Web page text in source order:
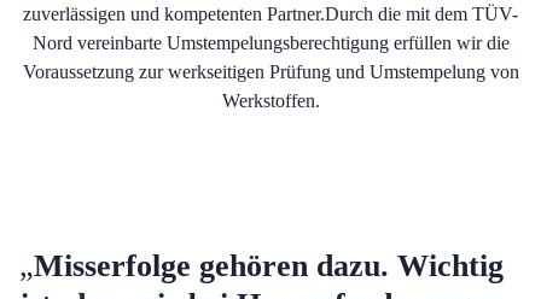
zuverlässigen und kompetenten Partner.Durch die mit dem TÜV-
Nord vereinbarte Umstempelungsberechtigung erfüllen wir die
Voraussetzung zur werkseitigen Prüfung und Umstempelung von
Werkstoffen.
„Misserfolge gehören dazu. Wichtig